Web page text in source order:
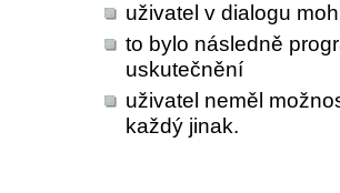
uživatel v dialogu
to bylo následně
uskutečnění
uživatel neměl
každý jinak.